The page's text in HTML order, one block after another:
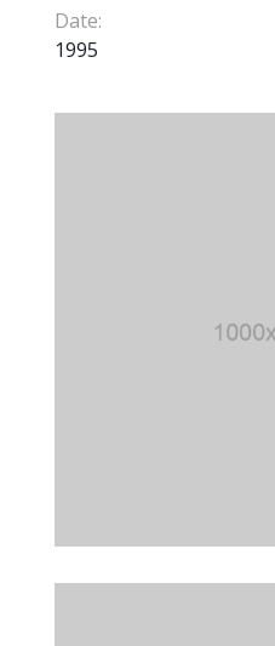
Date:
1995